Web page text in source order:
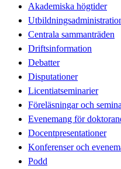
Akademiska högtider
Centrala sammanträden
Driftsinformation
Debatter
Disputationer
Licentiatseminarier
Föreläsningar och
Evenemang för
Docentpresentationer
Konferenser och
Podd